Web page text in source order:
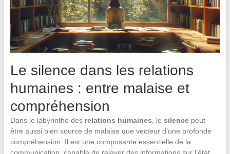
Le silence dans les relations
humaines : entre malaise et
compréhension
Dans le labyrinthe des relations humaines , le silencepeut
être aussi bien source de malaise que vecteur d’une profonde
compréhension. Il est une composante essentielle de la
communication, capable de relayer des informations sur l’état